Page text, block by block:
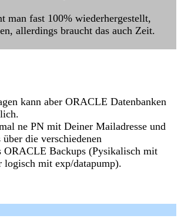
man fast 100% wiederhergestellt,
allerdings braucht das auch Zeit.
kann aber ORACLE Datenbanken
ne PN mit Deiner Mailadresse und
die verschiedenen
ORACLE Backups (Pysikalisch mit
mit exp/datapump).